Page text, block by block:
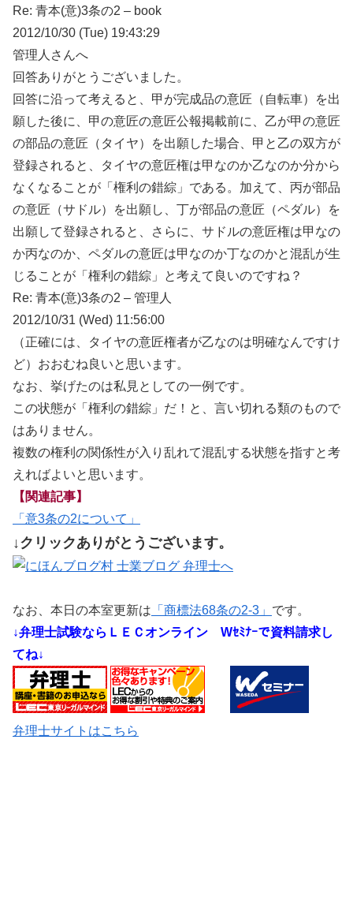
Re: 青本(意)3条の2 – book
2012/10/30 (Tue) 19:43:29
管理人さんへ
回答ありがとうございました。
回答に沿って考えると、甲が完成品の意匠（自転車）を出
願した後に、甲の意匠の意匠公報掲載前に、乙が甲の意匠
の部品の意匠（タイヤ）を出願した場合、甲と乙の双方が
登録されると、タイヤの意匠権は甲なのか乙なのか分から
なくなることが「権利の錯綜」である。加えて、丙が部品
の意匠（サドル）を出願し、丁が部品の意匠（ペダル）を
出願して登録されると、さらに、サドルの意匠権は甲なの
か丙なのか、ペダルの意匠は甲なのか丁なのかと混乱が生
じることが「権利の錯綜」と考えて良いのですね？
Re: 青本(意)3条の2 – 管理人
2012/10/31 (Wed) 11:56:00
（正確には、タイヤの意匠権者が乙なのは明確なんですけ
ど）おおむね良いと思います。
なお、挙げたのは私見としての一例です。
この状態が「権利の錯綜」だ！と、言い切れる類のもので
はありません。
複数の権利の関係性が入り乱れて混乱する状態を指すと考
えればよいと思います。
【関連記事】
「意3条の2について」
↓クリックありがとうございます。
なお、本日の本室更新は 「商標法68条の2-3」 です。
↓弁理士試験ならＬＥＣオンライン
Wｾﾐﾅｰで資料請求し
てね↓
弁理士サイトはこちら